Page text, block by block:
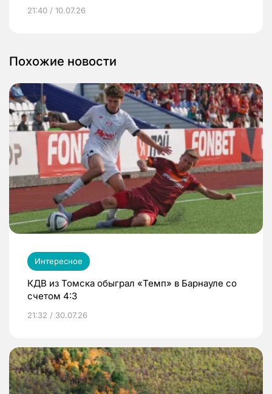
21:40 / 10.07.26
Похожие новости
Интересное
КДВ из Томска обыграл «Темп» в Барнауле со
счетом 4:3
21:32 / 30.07.26